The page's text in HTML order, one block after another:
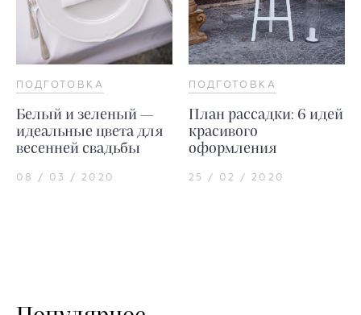
ПОДГОТОВКА
Белый и зеленый —
идеальные цвета для
весенней свадьбы
08 / 03 / 2020
ПОДГОТОВКА
План рассадки: 6 идей
красивого
оформления
25 / 02 / 2020